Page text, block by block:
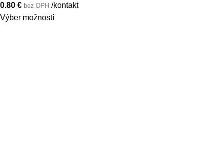
0.80 € bez DPH /kontakt
Výber možností